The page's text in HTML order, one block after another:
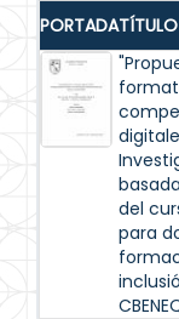
PORTADATÍTULO
del
para